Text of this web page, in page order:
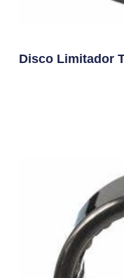
Disco Limitador